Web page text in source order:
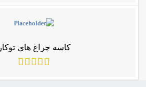
کاسه چراغ های توکار